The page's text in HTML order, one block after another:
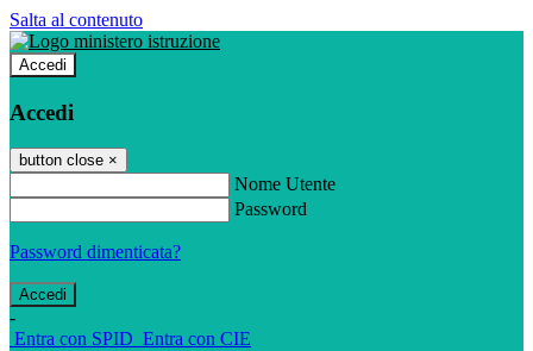
Salta al contenuto
Accedi
Accedi
button close ×
Nome Utente
Password
Password dimenticata?
-
Entra con SPID Entra con CIE